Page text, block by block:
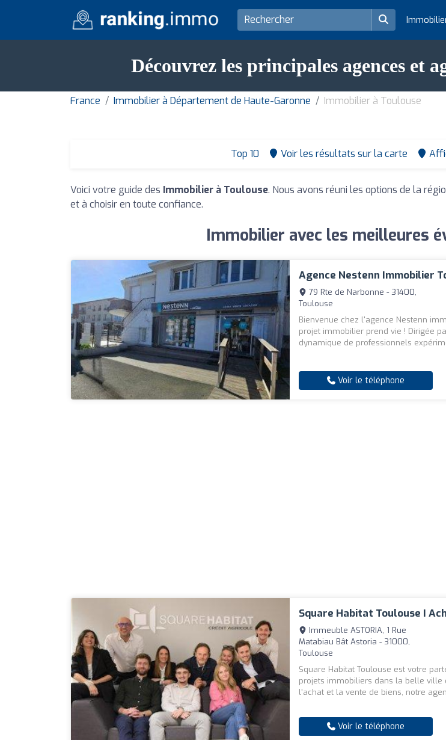
Découvrez les principales agences et
France Immobilier à Département de Haute-Garonne Immobilier à Toulouse
Top 10 Voir les résultats sur la carte
Voici votre guide des Immobilier à Toulouse. Nous avons réuni les options de la
et à choisir en toute confiance.
Immobilier avec les meilleures
Agence Nestenn Immobilier
79 Rte de Narbonne - 31400,
Toulouse
Bienvenue chez l'agence Nestenn
projet immobilier prend vie ! Dirigée
dynamique de professionnels
Voir le téléphone
Square Habitat Toulouse I
Immeuble ASTORIA, 1 Rue
Matabiau Bât Astoria - 31000,
Toulouse
Square Habitat Toulouse est votre
projets immobiliers dans la belle ville
l'achat et la vente de biens, notre
Voir le téléphone